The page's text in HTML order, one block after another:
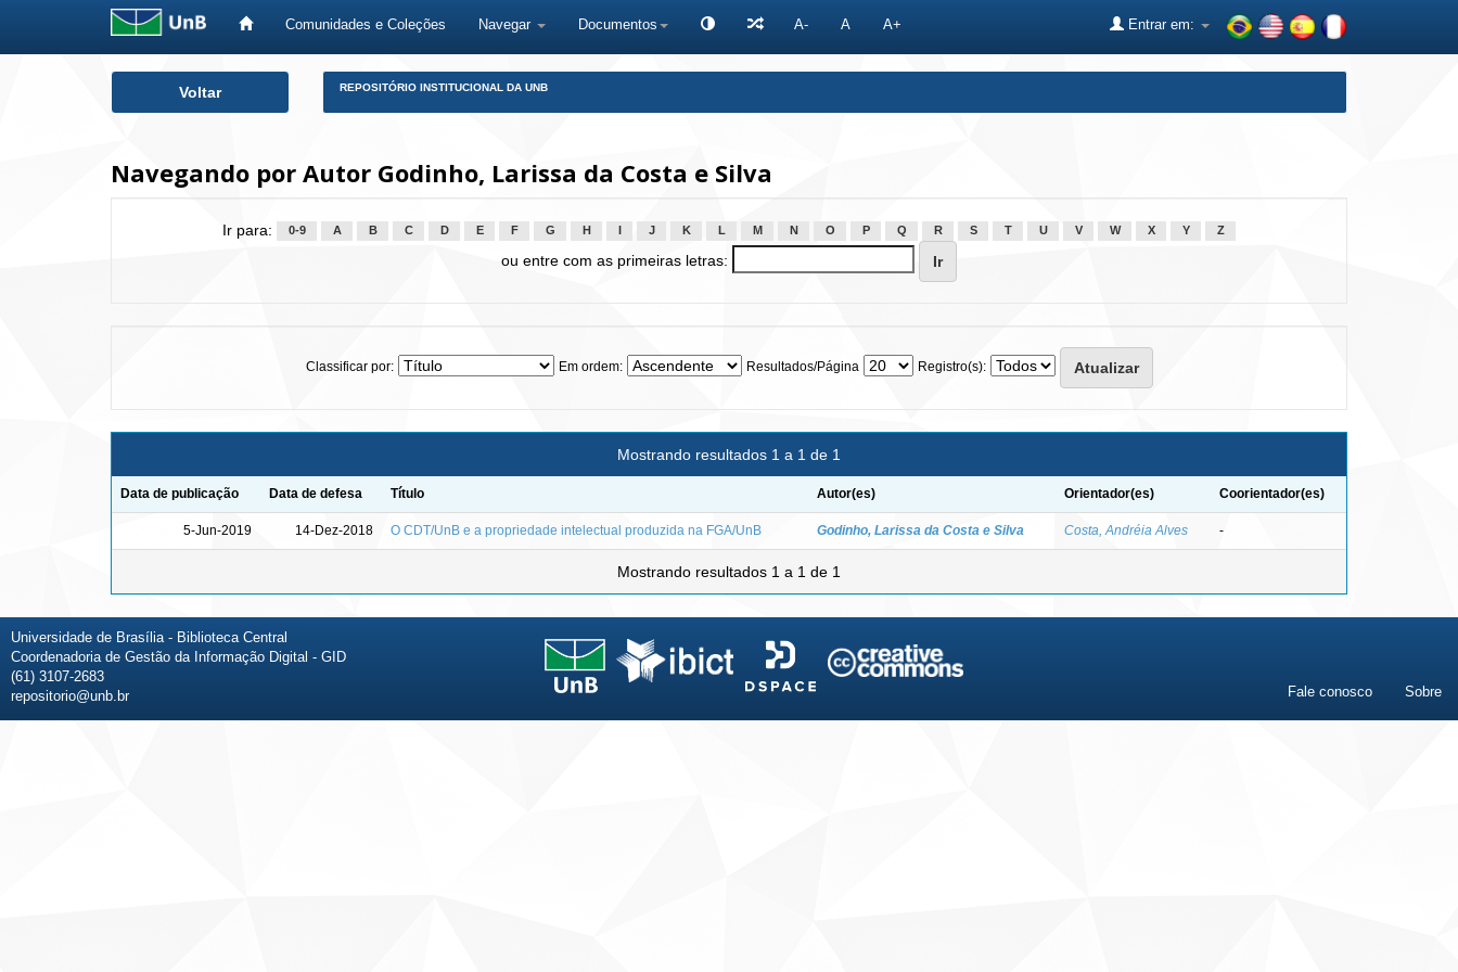
Comunidades e Coleções Navegar Documentos A- A A+ Entrar em:
Voltar REPOSITÓRIO INSTITUCIONAL DA UNB
Navegando por Autor Godinho, Larissa da Costa e Silva
Ir para: 0-9 A B C D E F G H J K L M N O P Q R S T U V W X Y Z
ou entre com as primeiras letras:
Classificar por: Em ordem: Resultados/Página Registro(s):
Mostrando resultados 1 a 1 de 1
Data de publicação Data de defesa Título Autor(es) Orientador(es) Coorientador(es)
5-Jun-2019 14-Dez-2018 O CDT/UnB e a propriedade intelectual produzida na FGA/UnB Godinho, Larissa da Costa e Silva Costa, Andréia Alves -
Mostrando resultados 1 a 1 de 1
Universidade de Brasília - Biblioteca Central
Coordenadoria de Gestão da Informação Digital - GID
(61) 3107-2683
repositorio@unb.br
Fale conosco Sobre